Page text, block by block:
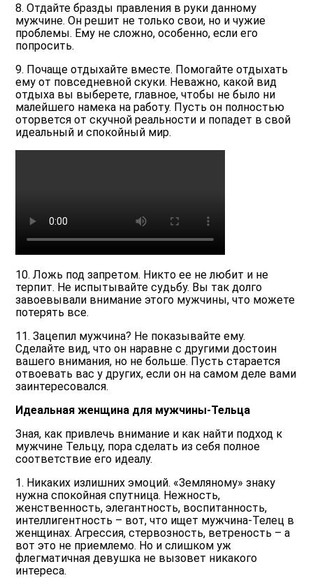
8. Отдайте бразды правления в руки данному
мужчине. Он решит не только свои, но и чужие
проблемы. Ему не сложно, особенно, если его
попросить.
9. Почаще отдыхайте вместе. Помогайте отдыхать
ему от повседневной скуки. Неважно, какой вид
отдыха вы выберете, главное, чтобы не было ни
малейшего намека на работу. Пусть он полностью
оторвется от скучной реальности и попадет в свой
идеальный и спокойный мир.
10. Ложь под запретом. Никто ее не любит и не
терпит. Не испытывайте судьбу. Вы так долго
завоевывали внимание этого мужчины, что можете
потерять все.
11. Зацепил мужчина? Не показывайте ему.
Сделайте вид, что он наравне с другими достоин
вашего внимания, но не больше. Пусть старается
отвоевать вас у других, если он на самом деле вами
заинтересовался.
Идеальная женщина для мужчины-Тельца
Зная, как привлечь внимание и как найти подход к
мужчине Тельцу, пора сделать из себя полное
соответствие его идеалу.
1. Никаких излишних эмоций. «Земляному» знаку
нужна спокойная спутница. Нежность,
женственность, элегантность, воспитанность,
интеллигентность – вот, что ищет мужчина-Телец в
женщинах. Агрессия, стервозность, ветреность – а
вот это не приемлемо. Но и слишком уж
флегматичная девушка не вызовет никакого
интереса.